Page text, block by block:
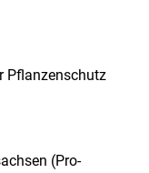
Pflanzenschutz
(Pro­